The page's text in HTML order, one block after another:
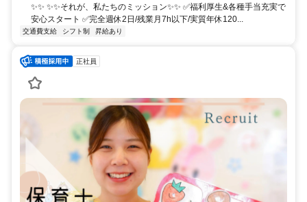
✨✨ ✨✨それが、私たちのミッション✨✨ ✅福利厚生&各種手当充実で
安心スタート ✅完全週休2日/残業月7h以下/実質年休120...
交通費支給 シフト制 昇給あり
正社員